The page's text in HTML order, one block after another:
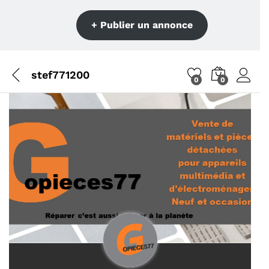
+ Publier un annonce
stef771200 0 0